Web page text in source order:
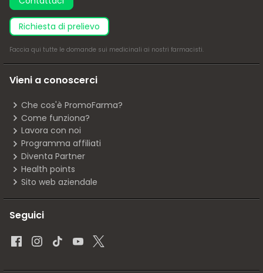
richiesta di prelievo
Faccia qui tutte le domande sui medicinali ai nostri farmacisti.
Vieni a conoscerci
Che cos'è PromoFarma?
Come funziona?
Lavora con noi
Programma affiliati
Diventa Partner
Health points
Sito web aziendale
Seguici